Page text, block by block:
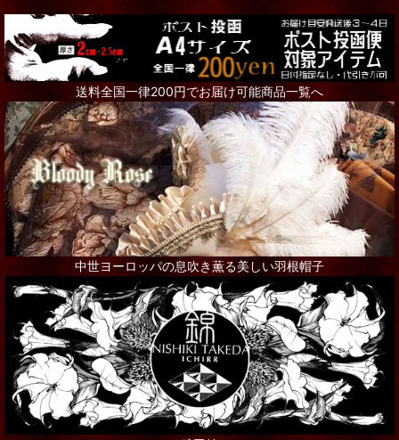
送料全国一律200円でお届け可能商品一覧へ
中世ヨーロッパの息吹き薫る美しい羽根帽子